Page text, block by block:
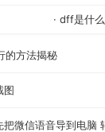
· dff是什
的方法揭秘
图
把微信语音导到电脑